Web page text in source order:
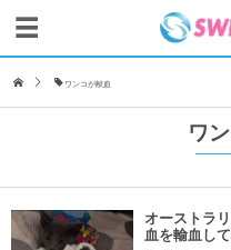
ワンコが献血
ワ
オーストラ
血を輸血し